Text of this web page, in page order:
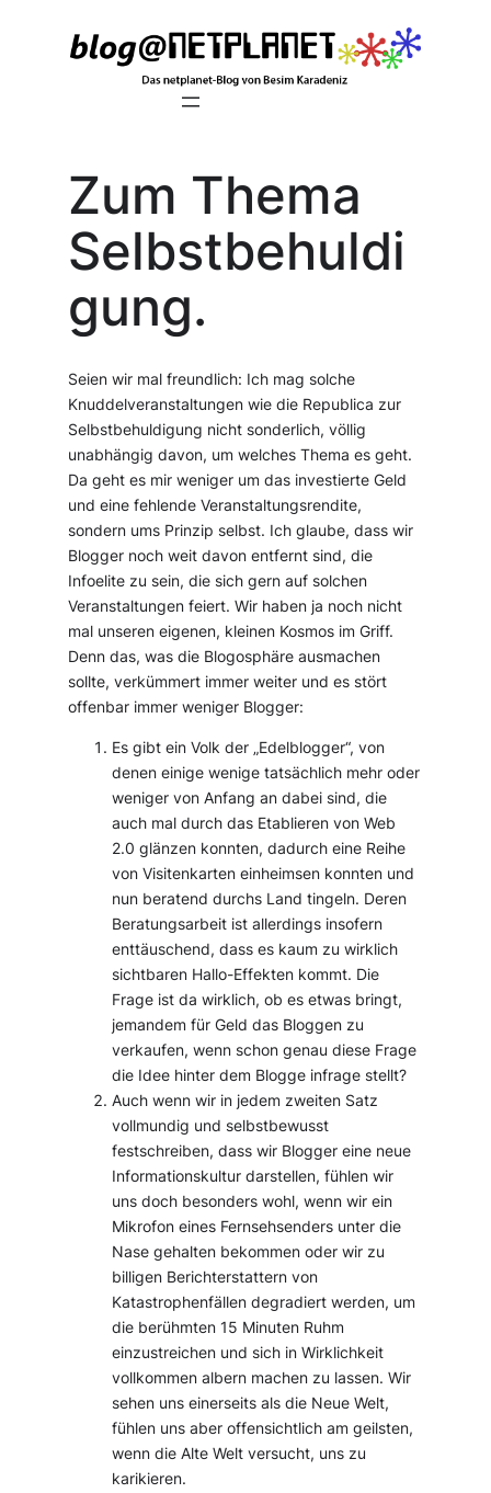
Zum Thema
Selbstbehuldi
gung.
Seien wir mal freundlich: Ich mag solche
Knuddelveranstaltungen wie die Republica zur
Selbstbehuldigung nicht sonderlich, völlig
unabhängig davon, um welches Thema es geht.
Da geht es mir weniger um das investierte Geld
und eine fehlende Veranstaltungsrendite,
sondern ums Prinzip selbst. Ich glaube, dass wir
Blogger noch weit davon entfernt sind, die
Infoelite zu sein, die sich gern auf solchen
Veranstaltungen feiert. Wir haben ja noch nicht
mal unseren eigenen, kleinen Kosmos im Griff.
Denn das, was die Blogosphäre ausmachen
sollte, verkümmert immer weiter und es stört
offenbar immer weniger Blogger:
Es gibt ein Volk der „Edelblogger“, von
denen einige wenige tatsächlich mehr oder
weniger von Anfang an dabei sind, die
auch mal durch das Etablieren von Web
2.0 glänzen konnten, dadurch eine Reihe
von Visitenkarten einheimsen konnten und
nun beratend durchs Land tingeln. Deren
Beratungsarbeit ist allerdings insofern
enttäuschend, dass es kaum zu wirklich
sichtbaren Hallo-Effekten kommt. Die
Frage ist da wirklich, ob es etwas bringt,
jemandem für Geld das Bloggen zu
verkaufen, wenn schon genau diese Frage
die Idee hinter dem Blogge infrage stellt?
Auch wenn wir in jedem zweiten Satz
vollmundig und selbstbewusst
festschreiben, dass wir Blogger eine neue
Informationskultur darstellen, fühlen wir
uns doch besonders wohl, wenn wir ein
Mikrofon eines Fernsehsenders unter die
Nase gehalten bekommen oder wir zu
billigen Berichterstattern von
Katastrophenfällen degradiert werden, um
die berühmten 15 Minuten Ruhm
einzustreichen und sich in Wirklichkeit
vollkommen albern machen zu lassen. Wir
sehen uns einerseits als die Neue Welt,
fühlen uns aber offensichtlich am geilsten,
wenn die Alte Welt versucht, uns zu
karikieren.